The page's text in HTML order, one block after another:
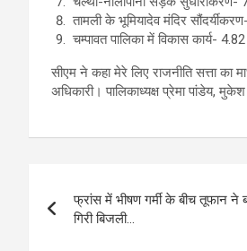
तामली के भूमियादेव मंदिर
चम्पावत पालिका में विकास कार्य-
सीएम ने कहा मेरे लिए राजनीति सत्ता का
अधिकारी। पालिकाध्यक्ष प्रेमा पांडेय,
navigation
फ्रांस में भीषण गर्मी के बीच तूफान ने
गिरी बिजली…